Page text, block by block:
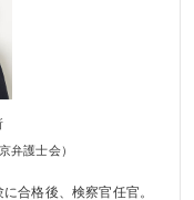
弁護士会）
合格後、検察官任官。